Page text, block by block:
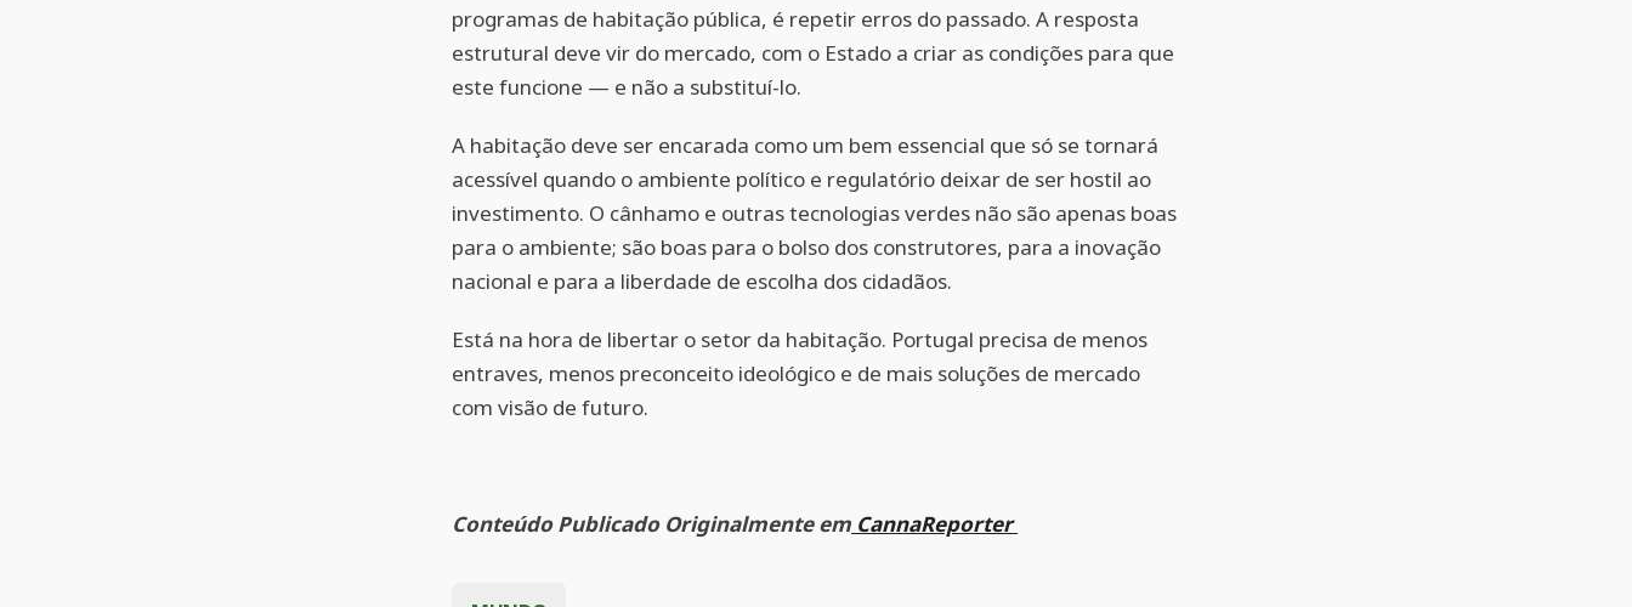
programas de habitação pública, é repetir erros do passado. A resposta
estrutural deve vir do mercado, com o Estado a criar as condições para que
este funcione — e não a substituí-lo.
A habitação deve ser encarada como um bem essencial que só se tornará
acessível quando o ambiente político e regulatório deixar de ser hostil ao
investimento. O cânhamo e outras tecnologias verdes não são apenas boas
para o ambiente; são boas para o bolso dos construtores, para a inovação
nacional e para a liberdade de escolha dos cidadãos.
Está na hora de libertar o setor da habitação. Portugal precisa de menos
entraves, menos preconceito ideológico e de mais soluções de mercado
com visão de futuro.
Conteúdo Publicado Originalmente em CannaReporter